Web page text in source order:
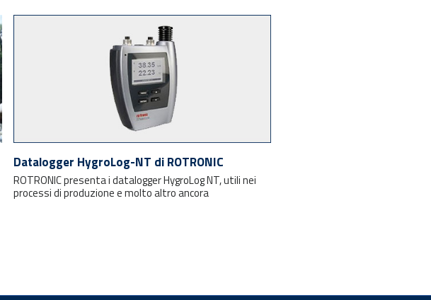
Datalogger HygroLog-NT di ROTRONIC
ROTRONIC presenta i datalogger HygroLog NT, utili nei
processi di produzione e molto altro ancora